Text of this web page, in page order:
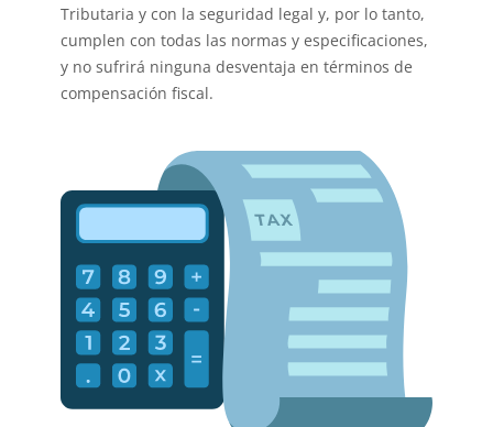
Tributaria y con la seguridad legal y, por lo tanto,
cumplen con todas las normas y especificaciones,
y no sufrirá ninguna desventaja en términos de
compensación fiscal.